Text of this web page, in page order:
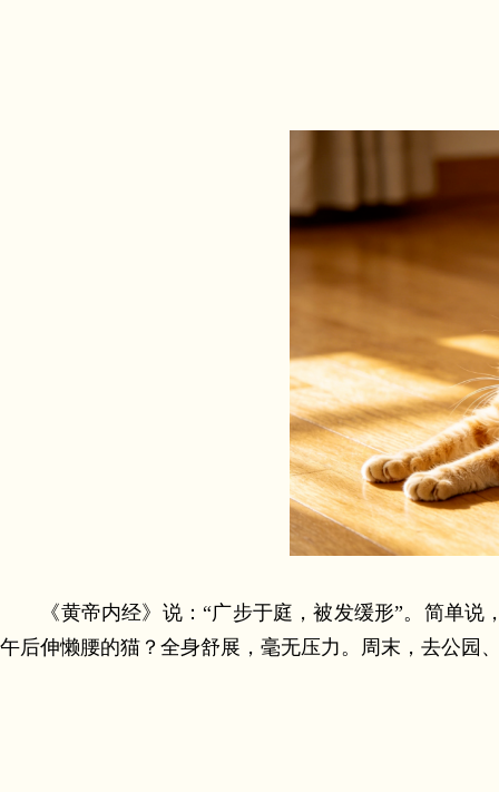
《黄帝内经》说：“广步于庭，被发缓形”。简单说
午后伸懒腰的猫？全身舒展，毫无压力。周末，去公园